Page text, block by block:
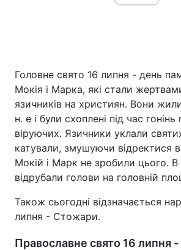
Головна Війна
Україна
Економіка Світ
Спорт Наука
Зброя
Здоров'я Туризм
Головне свято 16 липня - день
Мокія і Марка, які стали
язичників на християн. Вони
н. е і були схоплені під час
віруючих. Язичники уклали
катували, змушуючи відректися
Мокій і Марк не зробили цього. В
відрубали голови на головній
Також сьогодні відзначається
липня - Стожари.
Православне свято 16 липня -